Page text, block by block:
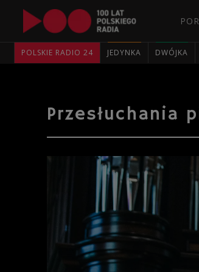
POLSKIE RADIO 24 JEDYNKA DWÓJKA
Przesłuchania